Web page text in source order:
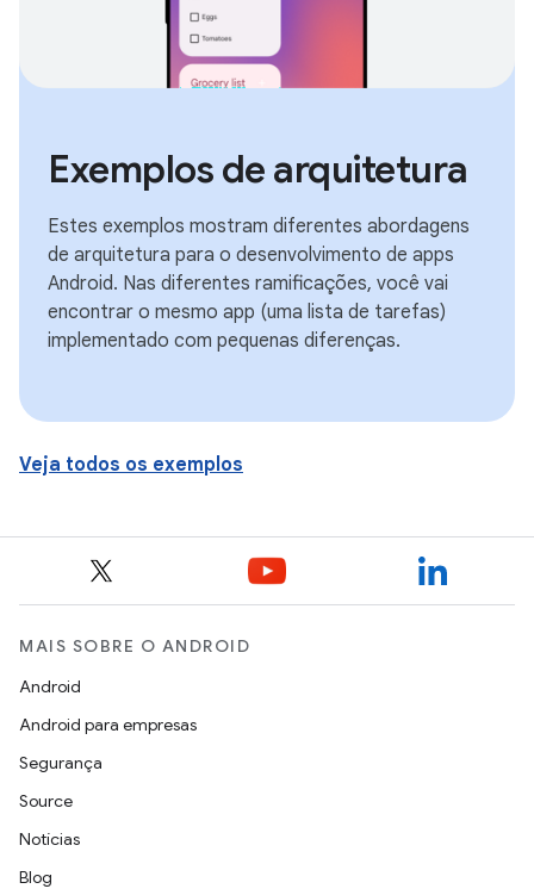
Exemplos de arquitetura
Estes exemplos mostram diferentes abordagens
de arquitetura para o desenvolvimento de apps
Android. Nas diferentes ramificações, você vai
encontrar o mesmo app (uma lista de tarefas)
implementado com pequenas diferenças.
Veja todos os exemplos
MAIS SOBRE O ANDROID
Android
Android para empresas
Segurança
Source
Notícias
Blog